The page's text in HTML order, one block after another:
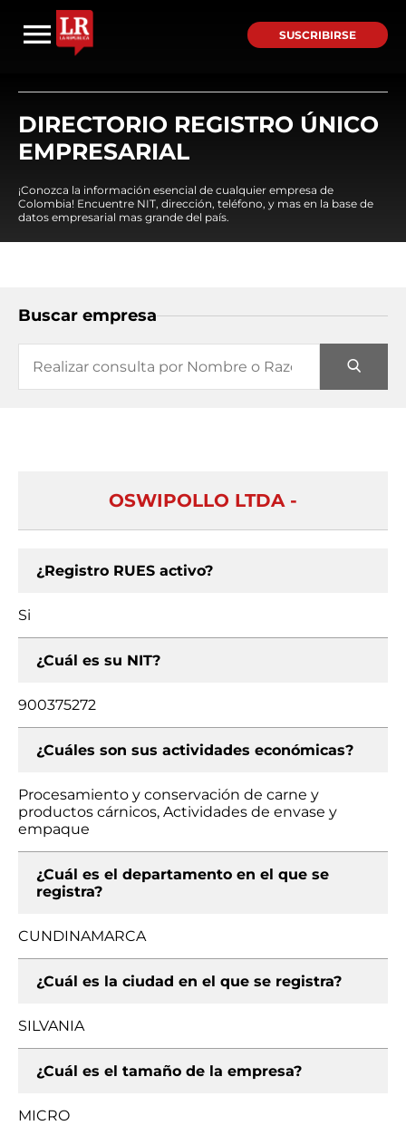
SUSCRIBIRSE
DIRECTORIO REGISTRO ÚNICO
EMPRESARIAL
¡Conozca la información esencial de cualquier empresa de
Colombia! Encuentre NIT, dirección, teléfono, y mas en la base de
datos empresarial mas grande del país.
Buscar empresa
OSWIPOLLO LTDA -
¿Registro RUES activo?
Si
¿Cuál es su NIT?
900375272
¿Cuáles son sus actividades económicas?
Procesamiento y conservación de carne y
productos cárnicos, Actividades de envase y
empaque
¿Cuál es el departamento en el que se
registra?
CUNDINAMARCA
¿Cuál es la ciudad en el que se registra?
SILVANIA
¿Cuál es el tamaño de la empresa?
MICRO